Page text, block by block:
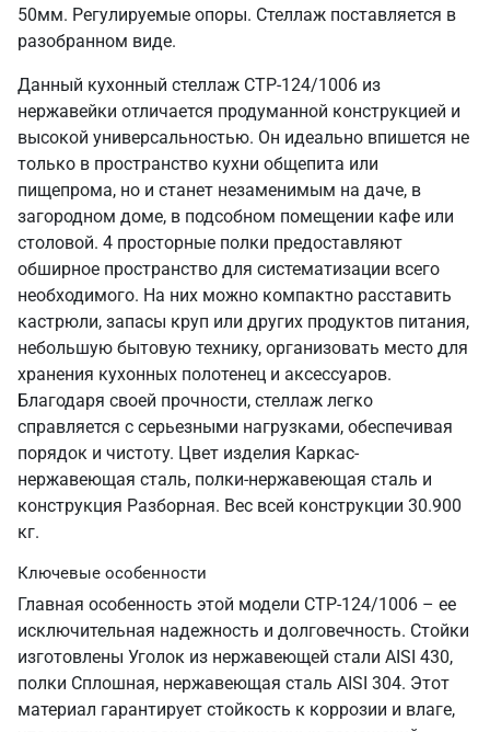
50мм. Регулируемые опоры. Стеллаж поставляется в
разобранном виде.
Данный кухонный стеллаж СТР-124/1006 из
нержавейки отличается продуманной конструкцией и
высокой универсальностью. Он идеально впишется не
только в пространство кухни общепита или
пищепрома, но и станет незаменимым на даче, в
загородном доме, в подсобном помещении кафе или
столовой. 4 просторные полки предоставляют
обширное пространство для систематизации всего
необходимого. На них можно компактно расставить
кастрюли, запасы круп или других продуктов питания,
небольшую бытовую технику, организовать место для
хранения кухонных полотенец и аксессуаров.
Благодаря своей прочности, стеллаж легко
справляется с серьезными нагрузками, обеспечивая
порядок и чистоту. Цвет изделия Каркас-
нержавеющая сталь, полки-нержавеющая сталь и
конструкция Разборная. Вес всей конструкции 30.900
кг.
Ключевые особенности
Главная особенность этой модели СТР-124/1006 – ее
исключительная надежность и долговечность. Стойки
изготовлены Уголок из нержавеющей стали AISI 430,
полки Сплошная, нержавеющая сталь AISI 304. Этот
материал гарантирует стойкость к коррозии и влаге,